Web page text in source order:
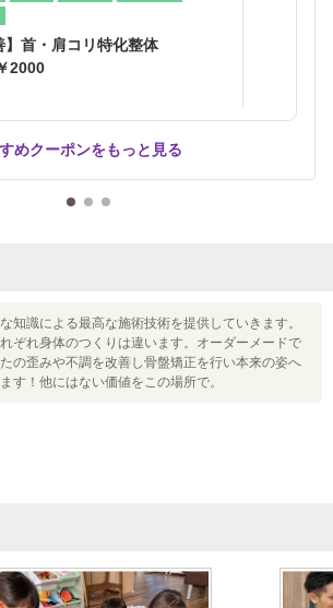
】首・肩コリ特化整体
2000
めクーポンをもっと見る
知識による最高な施術技術を提供していきます。
ぞれ身体のつくりは違います。オーダーメードで
の歪みや不調を改善し骨盤矯正を行い本来の姿へ
す！他にはない価値をこの場所で。